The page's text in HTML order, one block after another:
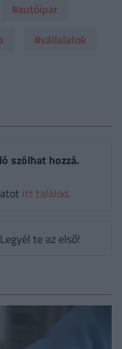
#autóipar
#vállalatok
szólhat hozzá.
itt találod.
te az első!